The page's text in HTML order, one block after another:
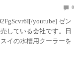
0
youtube] ゼン
している会社です。日
イの水槽用クーラーを